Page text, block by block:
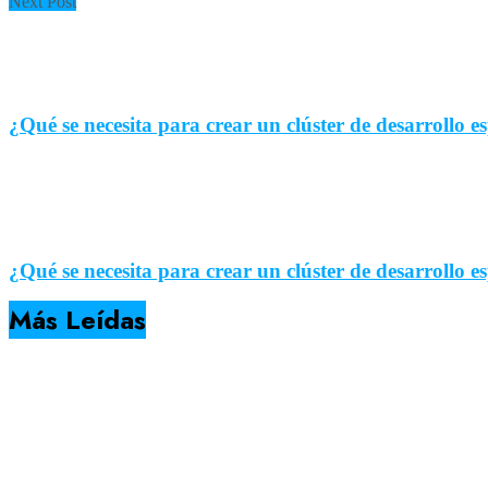
¿Qué se necesita para crear un clúster de desarrollo
¿Qué se necesita para crear un clúster de desarrollo
Más Leídas